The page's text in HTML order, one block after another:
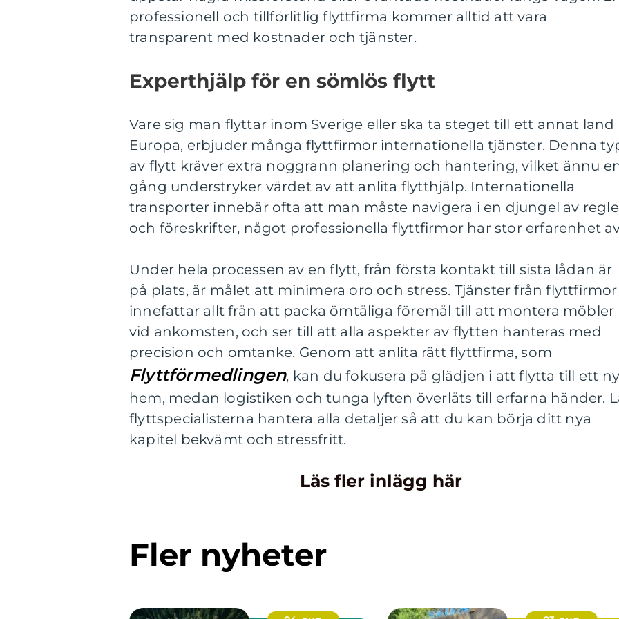
professionell och tillförlitlig flyttfirma kommer alltid att vara
transparent med kostnader och tjänster.
Experthjälp för en sömlös flytt
Vare sig man flyttar inom Sverige eller ska ta steget till ett annat land
Europa, erbjuder många flyttfirmor internationella tjänster. Denna
av flytt kräver extra noggrann planering och hantering, vilket ännu
gång understryker värdet av att anlita flytthjälp. Internationella
transporter innebär ofta att man måste navigera i en djungel av
och föreskrifter, något professionella flyttfirmor har stor erfarenhet
Under hela processen av en flytt, från första kontakt till sista lådan är
på plats, är målet att minimera oro och stress. Tjänster från flyttfirmor
innefattar allt från att packa ömtåliga föremål till att montera möbler
vid ankomsten, och ser till att alla aspekter av flytten hanteras med
precision och omtanke. Genom att anlita rätt flyttfirma, som
Flyttförmedlingen, kan du fokusera på glädjen i att flytta till ett
hem, medan logistiken och tunga lyften överlåts till erfarna händer.
flyttspecialisterna hantera alla detaljer så att du kan börja ditt nya
kapitel bekvämt och stressfritt.
Läs fler inlägg här
Fler nyheter